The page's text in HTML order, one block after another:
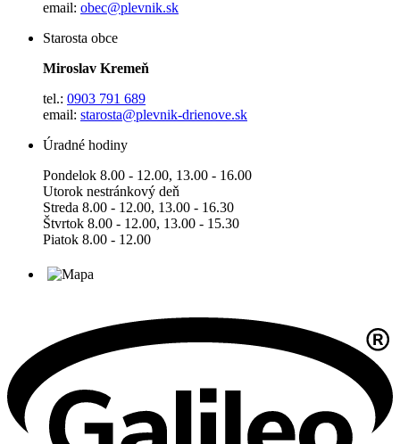
email: obec@plevnik.sk
Starosta obce
Miroslav Kremeň
tel.: 0903 791 689
email: starosta@plevnik-drienove.sk
Úradné hodiny
Pondelok 8.00 - 12.00, 13.00 - 16.00
Utorok nestránkový deň
Streda 8.00 - 12.00, 13.00 - 16.30
Štvrtok 8.00 - 12.00, 13.00 - 15.30
Piatok 8.00 - 12.00